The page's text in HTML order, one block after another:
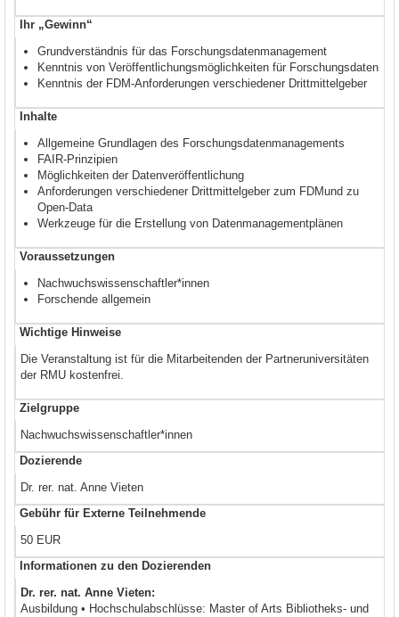
Ihr „Gewinn“
Grundverständnis für das Forschungsdatenmanagement
Kenntnis von Veröffentlichungsmöglichkeiten für Forschungsdaten
Kenntnis der FDM-Anforderungen verschiedener Drittmittelgeber
Inhalte
Allgemeine Grundlagen des Forschungsdatenmanagements
FAIR-Prinzipien
Möglichkeiten der Datenveröffentlichung
Anforderungen verschiedener Drittmittelgeber zum FDMund zu
Open-Data
Werkzeuge für die Erstellung von Datenmanagementplänen
Voraussetzungen
Nachwuchswissenschaftler*innen
Forschende allgemein
Wichtige Hinweise
Die Veranstaltung ist für die Mitarbeitenden der Partneruniversitäten
der RMU kostenfrei.
Zielgruppe
Nachwuchswissenschaftler*innen
Dozierende
Dr. rer. nat. Anne Vieten
Gebühr für Externe Teilnehmende
50 EUR
Informationen zu den Dozierenden
Dr. rer. nat. Anne Vieten:
Ausbildung • Hochschulabschlüsse: Master of Arts Bibliotheks- und